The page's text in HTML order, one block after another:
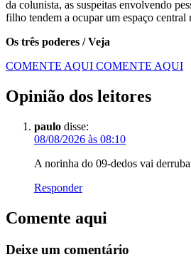
da colunista, as suspeitas envolvendo
filho tendem a ocupar um espaço central
Os três poderes / Veja
COMENTE AQUI COMENTE AQUI
Opinião dos leitores
paulo disse:
08/08/2026 às 08:10
A norinha do 09-dedos vai
Responder
Comente aqui
Deixe um comentário